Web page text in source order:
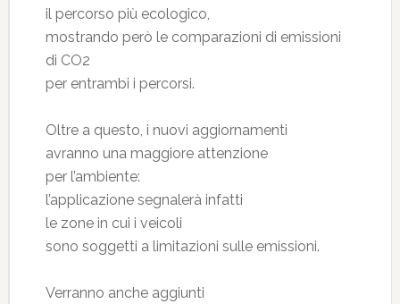
il percorso più ecologico,
mostrando però le comparazioni di emissioni
di CO2
per entrambi i percorsi.
Oltre a questo, i nuovi aggiornamenti
avranno una maggiore attenzione
per l’ambiente:
l’applicazione segnalerà infatti
le zone in cui i veicoli
sono soggetti a limitazioni sulle emissioni.
Verranno anche aggiunti